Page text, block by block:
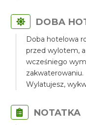
DOBA
Doba hotelowa
przed wylotem,
wcześniego
zakwaterowaniu.
Wylatujesz,
NOTATKA